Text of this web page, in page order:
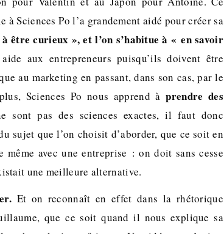
Sciences Po l’a grandement aidé pour créer sa
être curieux », et l’on s’habitue à « en savoir
aux entrepreneurs puisqu’ils doivent être
au marketing en passant, dans son cas, par le
Sciences Po nous apprend àprendre des
sont pas des sciences exactes, il faut donc
sujet que l’on choisit d’aborder, que ce soit en
avec une entreprise : on doit sans cesse
une meilleure alternative.
Et on reconnaît en effet dans la rhétorique
que ce soit quand il nous explique sa